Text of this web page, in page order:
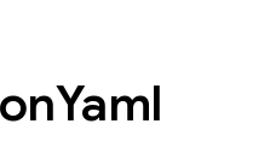
Yaml